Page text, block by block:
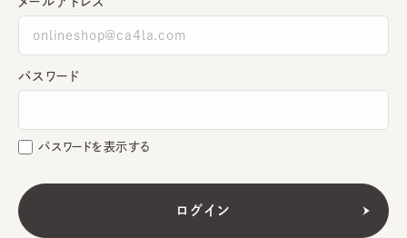
パスワード
パスワードを表示する